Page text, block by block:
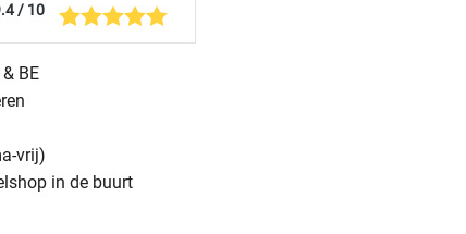
/ 10
BE
vrij)
in de buurt